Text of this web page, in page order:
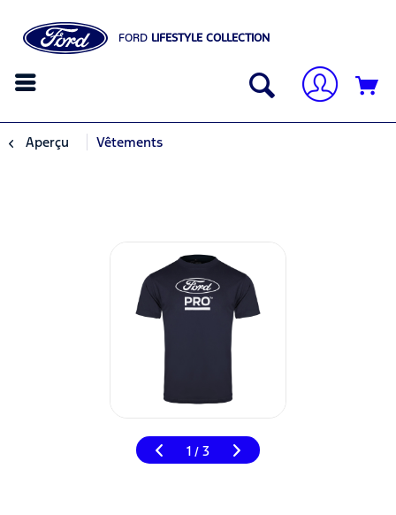
FORD LIFESTYLE COLLECTION
Aperçu Vêtements
1 / 3